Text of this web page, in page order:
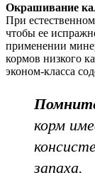
Окрашивание
При
чтобы ее
применении
кормов низкого
эконом-класса
корм
запаха.